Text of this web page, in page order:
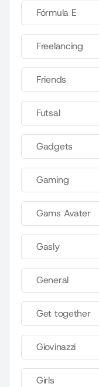
Fórmula E
Freelancing
Friends
Futsal
Gadgets
Gaming
Gams Avater
Gasly
General
Get together
Giovinazzi
Girls